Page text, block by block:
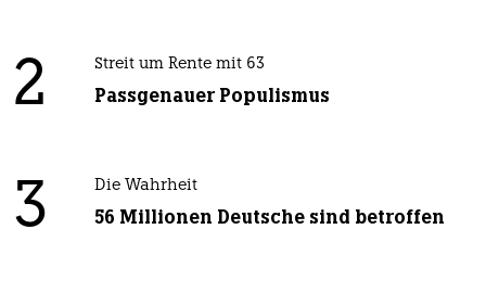
2 Streit um Rente mit 63
Passgenauer Populismus
3 Die Wahrheit
56 Millionen Deutsche sind betroffen